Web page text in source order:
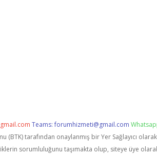
Teams:forumhizmeti@gmail.com
(BTK) tarafından onaylanmış bir Yer Sağlayıcı
sorumluluğunu taşımakta olup, siteye üye